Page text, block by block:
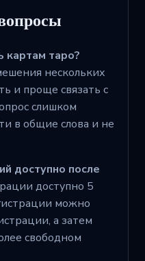
картам таро?
нескольких
и проще связать с
слишком
в общие слова и не
доступно после
доступно 5
можно
а затем
свободном